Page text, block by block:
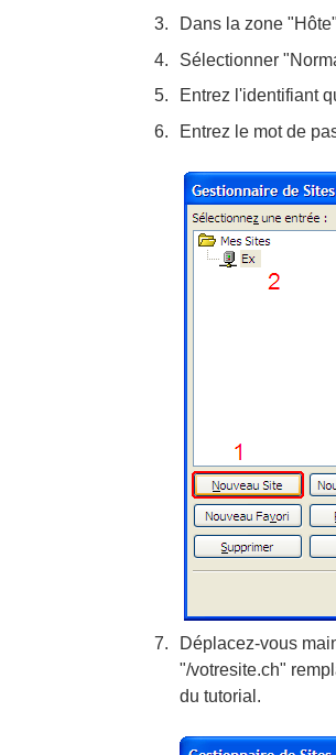
Dans la zone
Sélectionner
Entrez l'identifiant
Entrez le mot de
Déplacez-vous
"/votresite.ch"
du tutorial.